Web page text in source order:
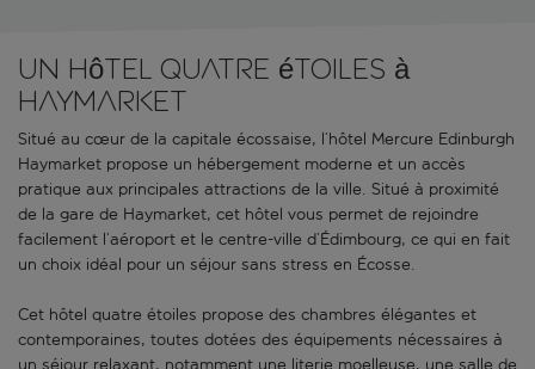
Un hôtel quatre étoiles à
Haymarket
Situé au cœur de la capitale écossaise, l’hôtel Mercure Edinburgh
Haymarket propose un hébergement moderne et un accès
pratique aux principales attractions de la ville. Situé à proximité
de la gare de Haymarket, cet hôtel vous permet de rejoindre
facilement l’aéroport et le centre-ville d’Édimbourg, ce qui en fait
un choix idéal pour un séjour sans stress en Écosse.
Cet hôtel quatre étoiles propose des chambres élégantes et
contemporaines, toutes dotées des équipements nécessaires à